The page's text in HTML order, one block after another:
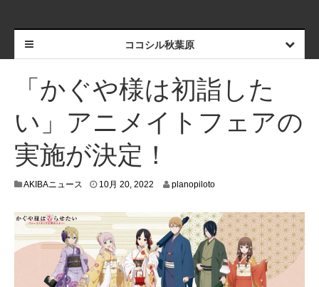
ココシル秋葉原
「かぐや様は初詣した
い」アニメイトフェアの
実施が決定！
AKIBAニュース 10月 20, 2022
2
0
,
2
0
2
planopiloto